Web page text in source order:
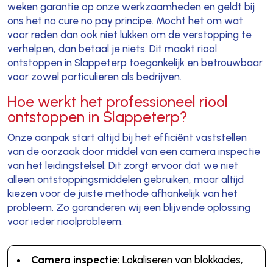
weken garantie op onze werkzaamheden en geldt bij
ons het no cure no pay principe. Mocht het om wat
voor reden dan ook niet lukken om de verstopping te
verhelpen, dan betaal je niets. Dit maakt riool
ontstoppen in Slappeterp toegankelijk en betrouwbaar
voor zowel particulieren als bedrijven.
Hoe werkt het professioneel riool
ontstoppen in Slappeterp?
Onze aanpak start altijd bij het efficiënt vaststellen
van de oorzaak door middel van een camera inspectie
van het leidingstelsel. Dit zorgt ervoor dat we niet
alleen ontstoppingsmiddelen gebruiken, maar altijd
kiezen voor de juiste methode afhankelijk van het
probleem. Zo garanderen wij een blijvende oplossing
voor ieder rioolprobleem.
Camera inspectie: Lokaliseren van blokkades,